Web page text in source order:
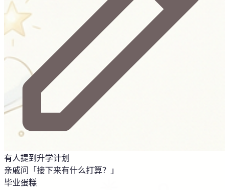
有人提到升学计划
亲戚问「接下来有什么打算？」
毕业蛋糕